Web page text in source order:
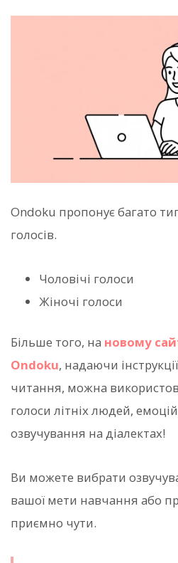
Ondoku пропонує багато
голосів.
Чоловічі голоси
Жіночі голоси
Більше того, на новому
Ondoku, надаючи
читання, можна
голоси літніх людей,
озвучування на діалектах!
Ви можете вибрати
вашої мети навчання або
приємно чути.